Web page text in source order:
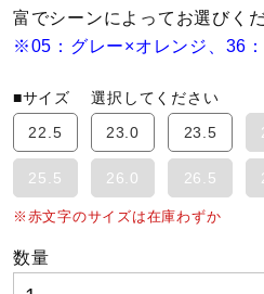
ウォーキングシュー
ライフスタイルグッ
インナー
富でシーンによってお選びくだ
※05：グレー×オレンジ、36
■サイズ選択してください
22.5
23.0 23.5
25.5 26.0 26.5
※赤文字のサイズは在庫わずか
数量